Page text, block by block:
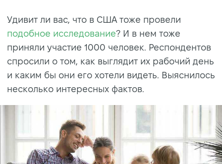
Удивит ли вас, что в США тоже провели
подобное исследование? И в нем тоже
приняли участие 1000 человек. Респондентов
спросили о том, как выглядит их рабочий день
и каким бы они его хотели видеть. Выяснилось
несколько интересных фактов.